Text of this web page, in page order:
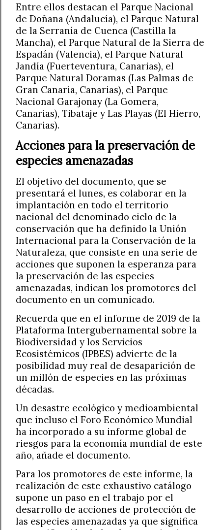
Entre ellos destacan el Parque Nacional
de Doñana (Andalucía), el Parque Natural
de la Serranía de Cuenca (Castilla la
Mancha), el Parque Natural de la Sierra de
Espadán (Valencia), el Parque Natural
Jandía (Fuerteventura, Canarias), el
Parque Natural Doramas (Las Palmas de
Gran Canaria, Canarias), el Parque
Nacional Garajonay (La Gomera,
Canarias), Tibataje y Las Playas (El Hierro,
Canarias).
Acciones para la preservación de
especies amenazadas
El objetivo del documento, que se
presentará el lunes, es colaborar en la
implantación en todo el territorio
nacional del denominado ciclo de la
conservación que ha definido la Unión
Internacional para la Conservación de la
Naturaleza, que consiste en una serie de
acciones que suponen la esperanza para
la preservación de las especies
amenazadas, indican los promotores del
documento en un comunicado.
Recuerda que en el informe de 2019 de la
Plataforma Intergubernamental sobre la
Biodiversidad y los Servicios
Ecosistémicos (IPBES) advierte de la
posibilidad muy real de desaparición de
un millón de especies en las próximas
décadas.
Un desastre ecológico y medioambiental
que incluso el Foro Económico Mundial
ha incorporado a su informe global de
riesgos para la economía mundial de este
año, añade el documento.
Para los promotores de este informe, la
realización de este exhaustivo catálogo
supone un paso en el trabajo por el
desarrollo de acciones de protección de
las especies amenazadas ya que significa